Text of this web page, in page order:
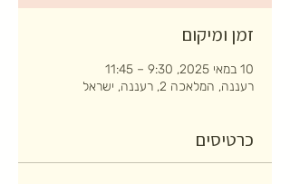
זמן ומיקום
10 במאי 2025, 9:30 – 11:45
רעננה, המלאכה 2, רעננה, ישראל
כרטיסים